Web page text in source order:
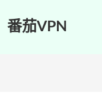
番茄VPN